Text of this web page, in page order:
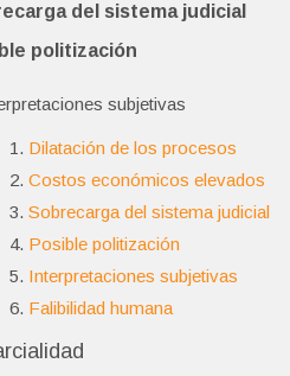
del sistema judicial
politización
subjetivas
Dilatación de los procesos
Costos económicos elevados
Sobrecarga del sistema judicial
Posible politización
Interpretaciones subjetivas
Falibilidad humana